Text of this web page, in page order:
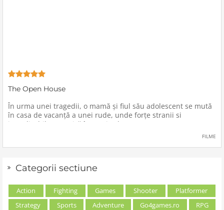
The Open House
În urma unei tragedii, o mamă şi fiul său adolescent se mută
în casa de vacanţă a unei rude, unde forţe stranii si
inexplicabile conspiră împotriva lor.
FILME
Categorii sectiune
Action Fighting Games Shooter
Platformer
Strategy
Sports Adventure Go4games.ro
RPG